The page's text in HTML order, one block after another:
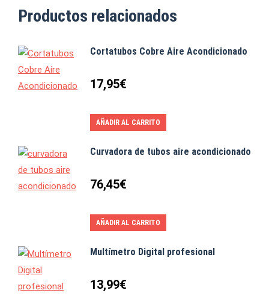
Productos relacionados
Cortatubos Cobre Aire Acondicionado
17,95€
AÑADIR AL CARRITO
Curvadora de tubos aire acondicionado
76,45€
AÑADIR AL CARRITO
Multímetro Digital profesional
13,99€